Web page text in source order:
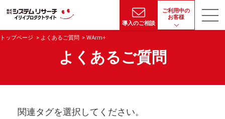
導入のご相談
ご利用中の
お客様
トップページ よくあるご質問 WArm+
よくあるご質問
関連タグを選択してください。